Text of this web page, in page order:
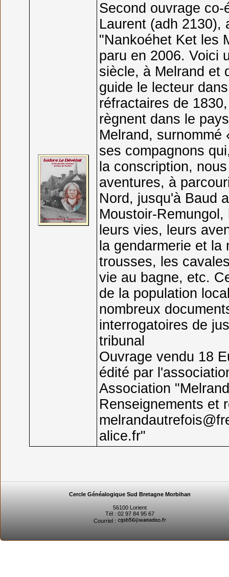
Second ouvrage
Laurent (adh 2130),
"Nankoéhet Ket les
paru en 2006. Voici
siècle, à Melrand et
guide le lecteur
réfractaires de
règnent dans le
Melrand,
ses compagnons
la conscription,
aventures, à
Nord, jusqu'à Baud
Moustoir-
leurs vies, leurs
la gendarmerie et
trousses, les
vie au bagne, etc.
de la population
nombreux
interrogatoires de
tribunal
Ouvrage vendu 18
édité par
Association
Renseignements et
alice.fr"
Cercle Généalogique Sud Bretagne Morbihan
56100 Lorient
Tél : 02 97 84 95 67
Courriel :